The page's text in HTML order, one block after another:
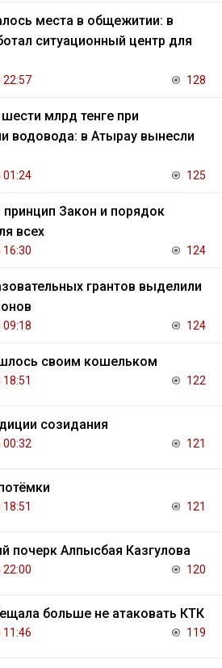
места в общежитии: в
ситуационный центр для
22:57 128
млрд тенге при
водовода: в Атырау вынесли
01:24 125
: принцип Закон и порядок
всех
16:30 124
грантов выделили
09:18 124
своим кошельком
122
созидания
00:32 121
121
почерк Алпысбая Казгулова
22:00 120
больше не атаковать КТК
11:46 119